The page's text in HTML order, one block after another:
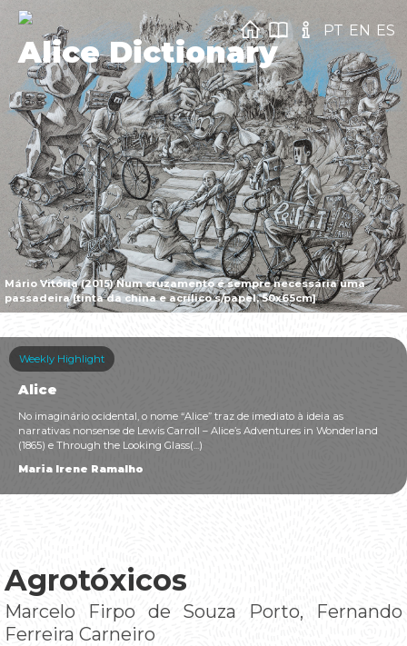
Mário Vitória (2015) Num cruzamento é sempre necessária uma
passadeira [tinta da china e acrílico s/papel, 50x65cm]
Alice Dictionary
PT EN ES
Weekly Highlight
Alice
No imaginário ocidental, o nome “Alice” traz de imediato à ideia as
narrativas nonsense de Lewis Carroll – Alice’s Adventures in Wonderland
(1865) e Through the Looking Glass(...)
Maria Irene Ramalho
Agrotóxicos
Marcelo Firpo de Souza Porto, Fernando
Ferreira Carneiro